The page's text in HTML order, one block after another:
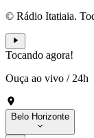
© Rádio Itatiaia.
Tocando agora!
Ouça ao vivo / 24h
Belo Horizonte